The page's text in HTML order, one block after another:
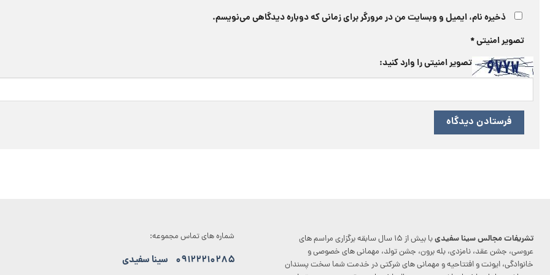
ذخیره نام، ایمیل و وبسایت من در مرورگر برای زمانی که دوباره دیدگاهی می‌نویسم.
تصویر امنیتی*
تصویر امنیتی را وارد کنید:
تشریفات مجالس سینا سفیدی
با بیش از ۱۵ سال سابقه برگزاری مراسم های
عروسی، جشن عقد، نامزدی، بله برون، جشن تولد، مهمانی های خصوصی و
خانوادگی، ایونت و افتتاحیه و مهمانی های شرکتی در خدمت شما سخت پسندان
شماره های تماس مجموعه:
۰۹۱۲۲۲۱۰۲۸۵ سینا سفیدی